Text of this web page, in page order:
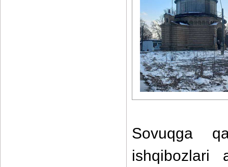
Sovuqga
ishqibozlari